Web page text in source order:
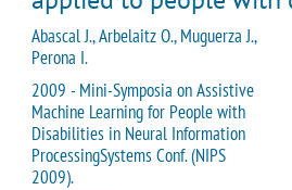
Abascal J., Arbelaitz O., Muguerza J.,
Perona I.
2009 - Mini-Symposia on Assistive
Machine Learning for People with
Disabilities in Neural Information
ProcessingSystems Conf. (NIPS
2009).